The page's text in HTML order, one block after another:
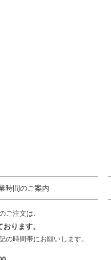
時間のご案内
ご注文は、
ります。
の時間帯にお願いします。